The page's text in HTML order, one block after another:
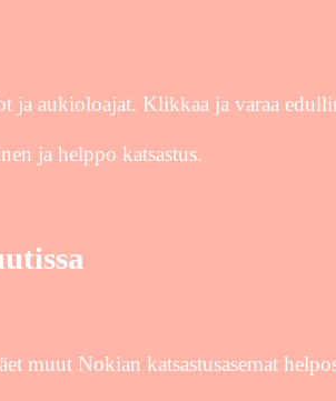
ja aukioloajat. Klikkaa ja varaa
ja helppo katsastus.
muut Nokian katsastusasemat